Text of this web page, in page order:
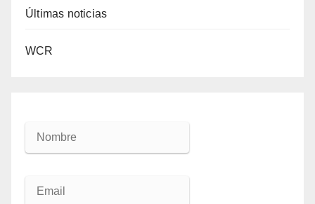
Últimas noticias
WCR